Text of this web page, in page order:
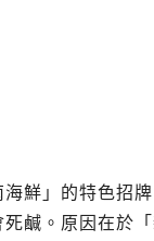
海鮮」的特色招
死鹹。原因在於